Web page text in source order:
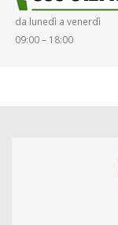
da lunedì a venerdì
09:00 – 18:00